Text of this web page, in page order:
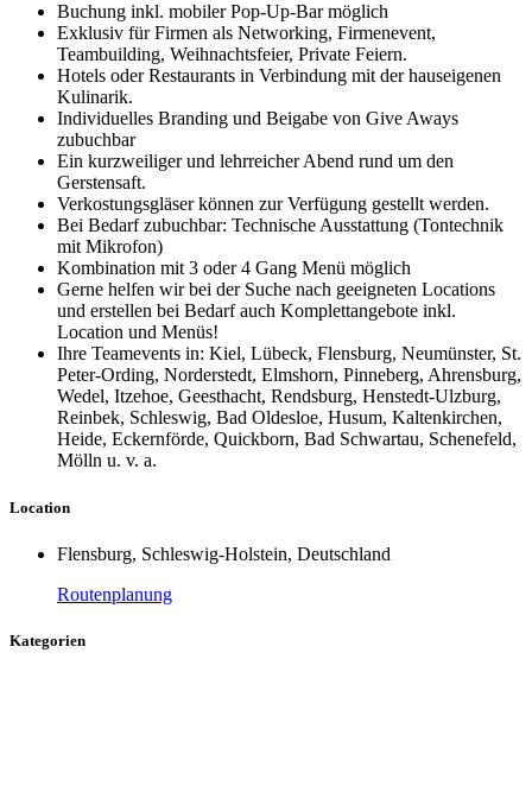
Buchung inkl. mobiler Pop-Up-Bar möglich
Exklusiv für Firmen als Networking, Firmenevent,
Teambuilding, Weihnachtsfeier, Private Feiern.
Hotels oder Restaurants in Verbindung mit der hauseigenen
Kulinarik.
Individuelles Branding und Beigabe von Give Aways
zubuchbar
Ein kurzweiliger und lehrreicher Abend rund um den
Gerstensaft.
Verkostungsgläser können zur Verfügung gestellt werden.
Bei Bedarf zubuchbar: Technische Ausstattung (Tontechnik
mit Mikrofon)
Kombination mit 3 oder 4 Gang Menü möglich
Gerne helfen wir bei der Suche nach geeigneten Locations
und erstellen bei Bedarf auch Komplettangebote inkl.
Location und Menüs!
Ihre Teamevents in: Kiel, Lübeck, Flensburg, Neumünster, St.
Peter-Ording, Norderstedt, Elmshorn, Pinneberg, Ahrensburg,
Wedel, Itzehoe, Geesthacht, Rendsburg, Henstedt-Ulzburg,
Reinbek, Schleswig, Bad Oldesloe, Husum, Kaltenkirchen,
Heide, Eckernförde, Quickborn, Bad Schwartau, Schenefeld,
Mölln u. v. a.
Location
Flensburg, Schleswig-Holstein, Deutschland
Routenplanung
Kategorien